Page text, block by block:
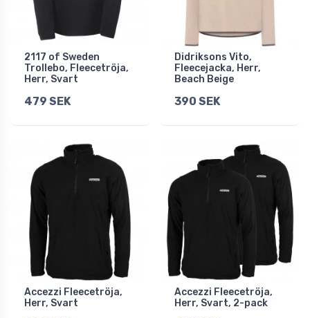
2117 of Sweden
Trollebo, Fleecetröja,
Herr, Svart
479 SEK
Didriksons Vito,
Fleecejacka, Herr,
Beach Beige
390 SEK
Accezzi Fleecetröja,
Herr, Svart
Accezzi Fleecetröja,
Herr, Svart, 2-pack